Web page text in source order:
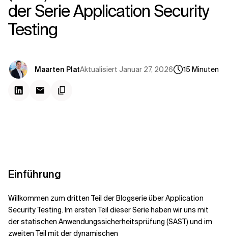
der Serie Application Security
Testing
Maarten PlatAktualisiert Januar 27, 2026 15 Minuten
Einführung
Willkommen zum dritten Teil der Blogserie über Application
Security Testing. Im ersten Teil dieser Serie haben wir uns mit
der statischen Anwendungssicherheitsprüfung (SAST) und im
zweiten Teil mit der dynamischen